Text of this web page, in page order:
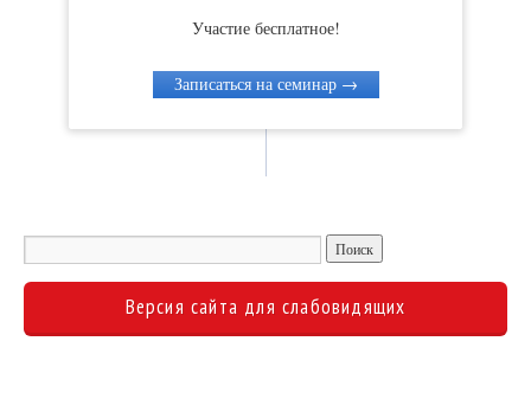
Участие бесплатное!
Записаться на семинар →
Версия сайта для слабовидящих